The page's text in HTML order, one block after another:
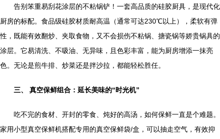
告别笨重易刮花涂层的不粘锅铲！一套高品质的硅胶厨具，是现代化
厨房的标配。食品级硅胶材质耐高温（通常可达230℃以上），柔软有弹
性，既能有效翻炒、夹取食物，又不会损伤不粘锅、搪瓷锅等娇贵锅具的
涂层。它易清洗、不吸油、无异味，且色彩丰富，能为厨房增添一抹亮
色。无论是煎牛排、炒菜还是拌沙拉，都能轻松胜任。
三、 真空保鲜组合：延长美味的“时光机”
吃不完的食材、开封的零食、炖好的高汤，如何保鲜一直是个难题。
家用小型真空保鲜机搭配专用的真空保鲜袋/盒，可以抽走空气，有效抑